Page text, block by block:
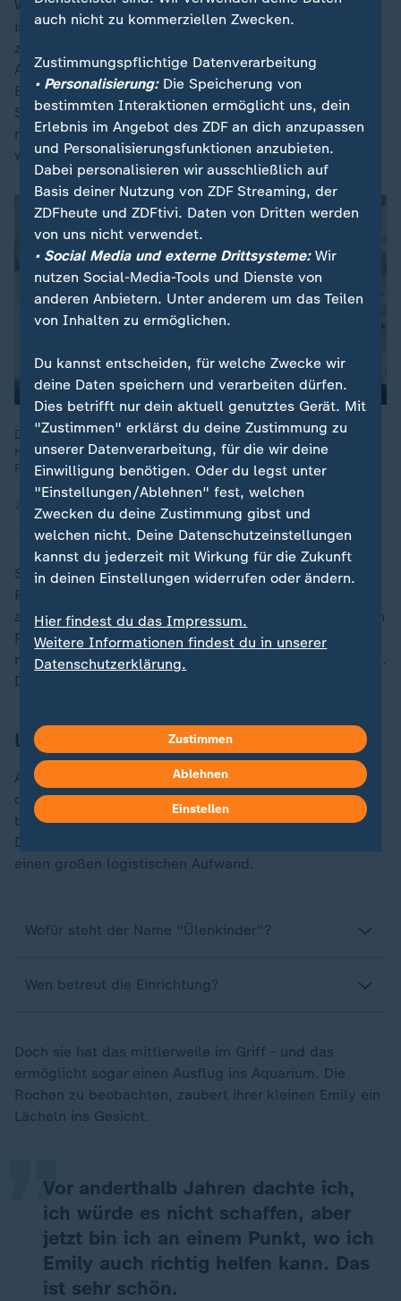
Was die Kinderkrankenschwester den Eltern beibringt,
ist auf die individuellen Bedürfnisse ihrer Kinder
zugeschnitten. Wie lässt sich eine unregelmäßige
Atmung erkennen und behandeln? Wie funktioniert die
Ernährung über eine Magensonde? Wie lässt sich ein
Sauerstofftank bedienen? Welche Medikamente
müssen bei einem epileptischen Anfall verabreicht
werden?
Deutschlands Kinderkliniken droht der Kollaps. Der
Hauptgrund: zu wenig Pflegekräfte. 37 Grad begleitet
Pflegerinnen am Rande der Belastungsgrenze.
Schritt für Schritt erprobt Jacqueline Duchow die
Routine mit ihrer Tochter und lernt, worauf es
ankommt: "Immer ruhig bleiben, auf jeden Fall nicht in
Panik geraten, das tut dem Kind und einem selber
nicht gut, weil man sich dann nicht konzentrieren kann.
Das ist sehr wichtig."
Lebensqualität für Eltern und Kinder
Auch ganz alltägliche Dinge wie einen Spaziergang
oder den Besuch im Supermarkt üben diePflegekräfte
bei "Ülenkinder" mit den Familien. Für Jacqueline
Duchow bedeutet jeder Ausflug mit ihrer Tochter Emily
einen großen logistischen Aufwand.
Wofür steht der Name "Ülenkinder"?
Wen betreut die Einrichtung?
Doch sie hat das mittlerweile im Griff - und das
ermöglicht sogar einen Ausflug ins Aquarium. Die
Rochen zu beobachten, zaubert ihrer kleinen Emily ein
Lächeln ins Gesicht.
Vor anderthalb Jahren dachte ich,
ich würde es nicht schaffen, aber
jetzt bin ich an einem Punkt, wo ich
Emily auch richtig helfen kann. Das
ist sehr schön.
„
auch nicht zu kommerziellen Zwecken.
Zustimmungspflichtige Datenverarbeitung
• Personalisierung:Die Speicherung von
bestimmten Interaktionen ermöglicht uns, dein
Erlebnis im Angebot des ZDF an dich anzupassen
und Personalisierungsfunktionen anzubieten.
Dabei personalisieren wir ausschließlich auf
Basis deiner Nutzung von ZDF Streaming, der
ZDFheute und ZDFtivi. Daten von Dritten werden
von uns nicht verwendet.
• Social Media und externe Drittsysteme:Wir
nutzen Social-Media-Tools und Dienste von
anderen Anbietern. Unter anderem um das Teilen
von Inhalten zu ermöglichen.
Du kannst entscheiden, für welche Zwecke wir
deine Daten speichern und verarbeiten dürfen.
Dies betrifft nur dein aktuell genutztes Gerät. Mit
"Zustimmen" erklärst du deine Zustimmung zu
unserer Datenverarbeitung, für die wir deine
Einwilligung benötigen. Oder du legst unter
"Einstellungen/Ablehnen" fest, welchen
Zwecken du deine Zustimmung gibst und
welchen nicht. Deine Datenschutzeinstellungen
kannst du jederzeit mit Wirkung für die Zukunft
in deinen Einstellungen widerrufen oder ändern.
Hier findest du das Impressum.
Weitere Informationen findest du in unserer
Datenschutzerklärung.
Zustimmen
Ablehnen
Einstellen